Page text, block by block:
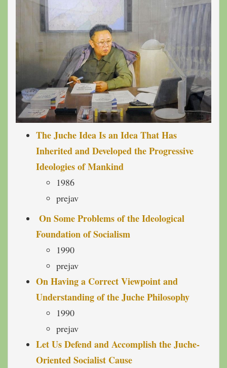
The Juche Idea Is an Idea That Has
Inherited and Developed the Progressive
Ideologies of Mankind
1986
prejav
On Some Problems of the Ideological
Foundation of Socialism
1990
prejav
On Having a Correct Viewpoint and
Understanding of the Juche Philosophy
1990
prejav
Let Us Defend and Accomplish the Juche-
Oriented Socialist Cause